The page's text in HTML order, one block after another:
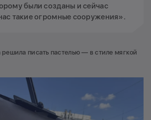
были созданы и сейчас
такие огромные сооружения».
писать пастелью — в стиле мягкой